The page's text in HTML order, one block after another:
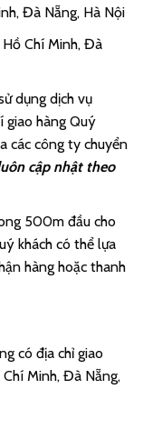
Đà Nẵng, Hà Nội
Chí Minh, Đà
dụng dịch vụ
giao hàng Quý
các công ty chuyển
cập nhật theo
500m đầu cho
khách có thể lựa
hàng hoặc thanh
có địa chỉ giao
Minh, Đà Nẵng,